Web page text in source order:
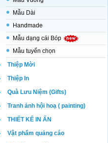
Mẫu Dài
Handmade
Mẫu dạng cái Bóp
Mẫu tuyển chọn
Thiệp Mời
Thiệp In
Quà Lưu Niệm (Gifts)
Tranh ảnh hội hoạ ( painting)
THIẾT KẾ IN ẤN
Vật phẩm quảng cáo